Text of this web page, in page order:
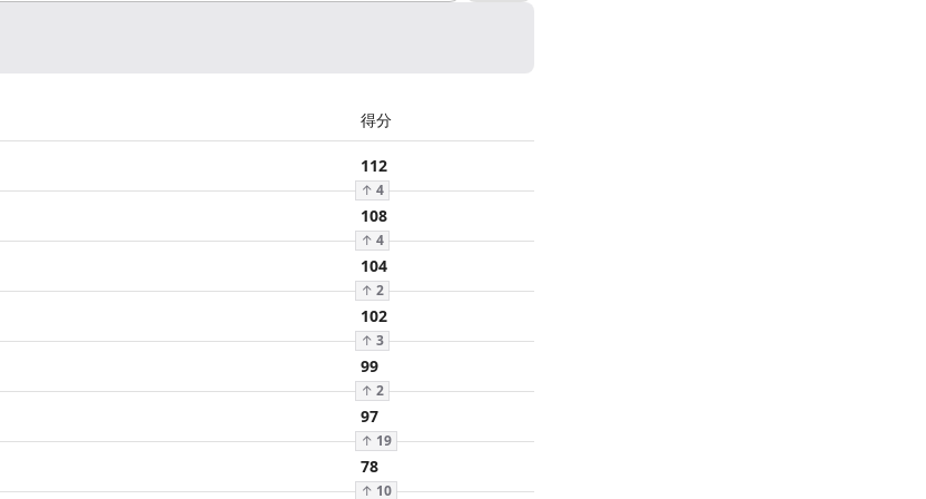
得分
112
↑ 4
108
↑ 4
104
↑ 2
102
↑ 3
99
↑ 2
97
↑ 19
78
↑ 10